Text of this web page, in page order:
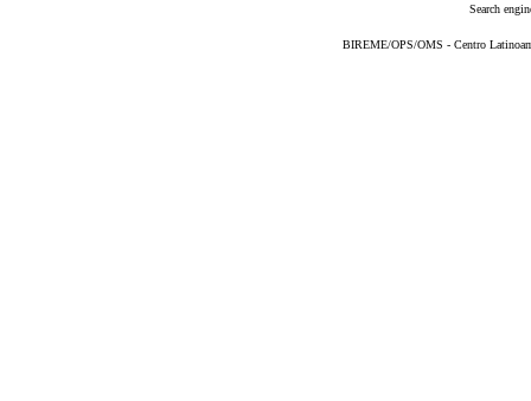
Search
BIREME/OPS/OMS - Centro